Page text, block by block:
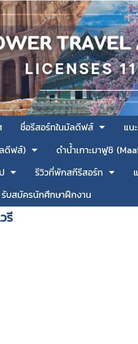
ชื่อรีสอร์ทในมัลดีฟส์ แน
ดีฟส์)
ดำน้ำเกาะมาฟูชิ
รีวิวที่พักสกีรีสอร์ท
รับสมัครนักศึกษาฝึกงาน
รี